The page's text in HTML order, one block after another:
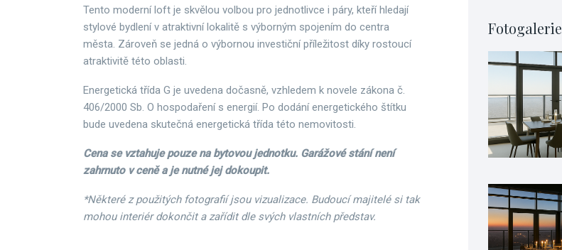
Fotogalerie
Tento moderní loft je skvělou volbou pro jednotlivce i páry, kteří hledají
stylové bydlení v atraktivní lokalitě s výborným spojením do centra
města. Zároveň se jedná o výbornou investiční příležitost díky rostoucí
atraktivitě této oblasti.
Energetická třída G je uvedena dočasně, vzhledem k novele zákona č.
406/2000 Sb. O hospodaření s energií. Po dodání energetického štítku
bude uvedena skutečná energetická třída této nemovitosti.
Cena se vztahuje pouze na bytovou jednotku. Garážové stání není
zahrnuto v ceně a je nutné jej dokoupit.
*Některé z použitých fotografií jsou vizualizace. Budoucí majitelé si tak
mohou interiér dokončit a zařídit dle svých vlastních představ.